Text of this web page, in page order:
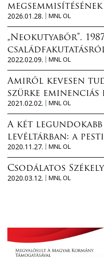
2026.01.28.
MNL OL
„Neokutyabőr”.
2022.02.09.
MNL OL
Amiről kevesen
szürke eminenciás
2021.02.02.
MNL OL
A két
levéltárban: a
2020.11.27.
MNL OL
Csodálatos
2020.03.12.
MNL OL